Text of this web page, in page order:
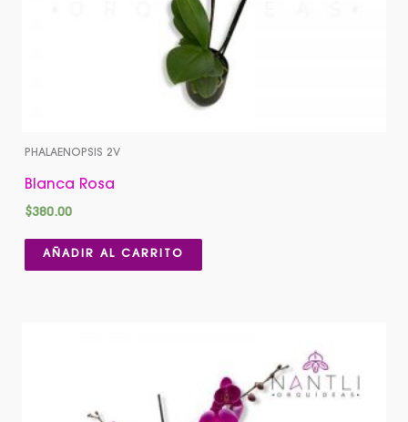
PHALAENOPSIS 2V
Blanca Rosa
$380.00
AÑADIR AL CARRITO